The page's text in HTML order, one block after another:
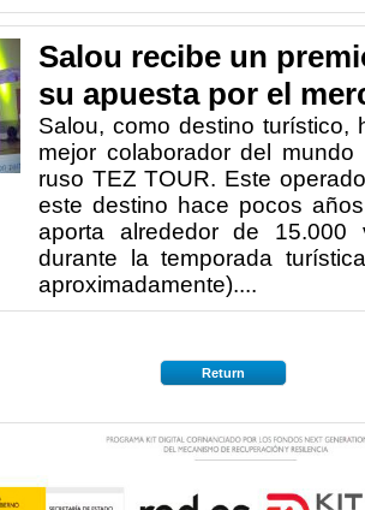
Salou recibe un
su apuesta por el
Salou, como destino turístico,
mejor colaborador del
ruso TEZ TOUR. Este
este destino hace pocos
aporta alrededor de 15.000
durante la temporada
aproximadamente)....
Return